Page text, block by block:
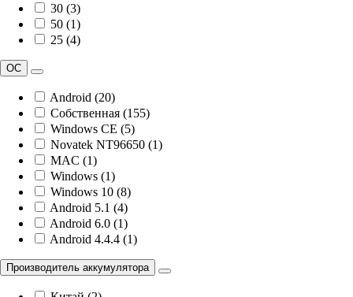
30 (3)
50 (1)
25 (4)
ОС
Android (20)
Собственная (155)
Windows CE (5)
Novatek NT96650 (1)
MAC (1)
Windows (1)
Windows 10 (8)
Android 5.1 (4)
Android 6.0 (1)
Android 4.4.4 (1)
Производитель аккумулятора